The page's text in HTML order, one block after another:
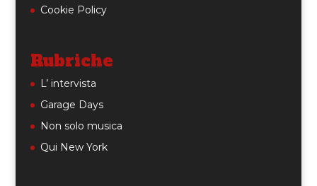
Cookie Policy
Rubriche
L’ intervista
Garage Days
Non solo musica
Qui New York